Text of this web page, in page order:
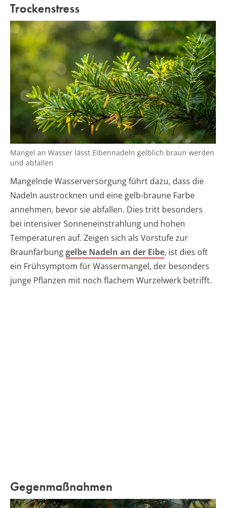
Trockenstress
Mangel an Wasser lässt Eibennadeln gelblich braun werden
und abfallen
Mangelnde Wasserversorgung führt dazu, dass die
Nadeln austrocknen und eine gelb-braune Farbe
annehmen, bevor sie abfallen. Dies tritt besonders
bei intensiver Sonneneinstrahlung und hohen
Temperaturen auf. Zeigen sich als Vorstufe zur
Braunfärbunggelbe Nadeln an der Eibe, ist dies oft
ein Frühsymptom für Wassermangel, der besonders
junge Pflanzen mit noch flachem Wurzelwerk betrifft.
Gegenmaßnahmen